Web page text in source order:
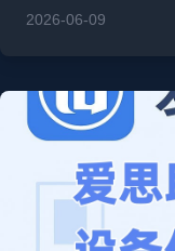
2026-06-09